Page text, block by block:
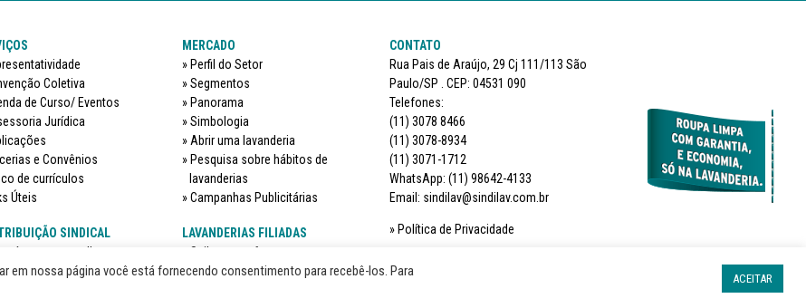
Coletiva
de Curso/ Eventos
Jurídica
e Convênios
de currículos
Úteis
SINDICAL
é e quem recolhe
MERCADO
Perfil do Setor
Segmentos
Panorama
Simbologia
Abrir uma lavanderia
Pesquisa sobre hábitos de
lavanderias
Campanhas Publicitárias
LAVANDERIAS FILIADAS
Saiba quem faz parte
CONTATO
Rua Pais de Araújo, 29 Cj 111/113 São
Paulo/SP . CEP: 04531 090
Telefones:
(11) 3078 8466
(11) 3078-8934
(11) 3071-1712
WhatsApp: (11) 98642-4133
Email: sindilav@sindilav.com.br
Política de Privacidade
SIGA-NOS
nossa página você está fornecendo consentimento para recebê-los. Para
ACEITAR